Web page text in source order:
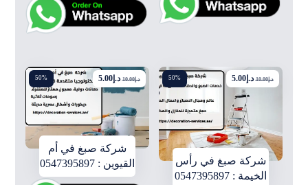
50%
شركة صبغ في رأس
الخيمة : 0547395897
د.إ10.00 د.إ5.00
50%
شركة صبغ في أم
القيوين : 0547395897
د.إ10.00 د.إ5.00